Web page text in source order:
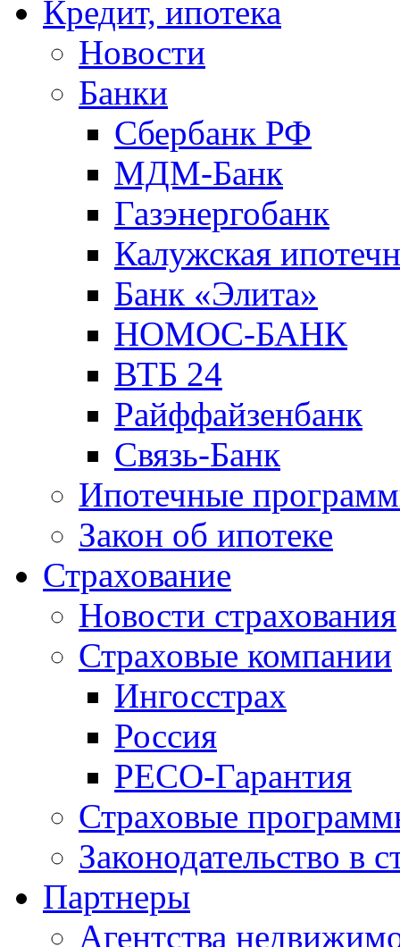
Кредит, ипотека
Новости
Банки
Сбербанк РФ
МДМ-Банк
Газэнергобанк
Калужская
Банк «Элита»
НОМОС-БАНК
ВТБ 24
Райффайзенбанк
Связь-Банк
Ипотечные
Закон об ипотеке
Страхование
Новости страхования
Страховые компании
Ингосстрах
Россия
РЕСО-Гарантия
Страховые
Законодательство в
Партнеры
Агентства